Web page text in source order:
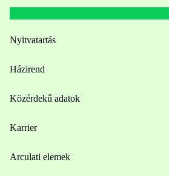
Nyitvatartás
Házirend
Közérdekű adatok
Karrier
Arculati elemek